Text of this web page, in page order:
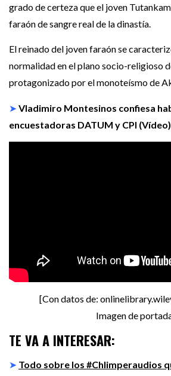
grado de certeza que el joven
faraón de sangre real de la dinastía.
El reinado del joven faraón se
normalidad en el plano socio-religioso
protagonizado por el monoteísmo de
➤ Vladimiro Montesinos confiesa
encuestadoras DATUM y CPI (Vídeo)
[Con datos de:
Imagen de
TE VA A INTERESAR:
➤ Todo sobre los #Chlimperaudios